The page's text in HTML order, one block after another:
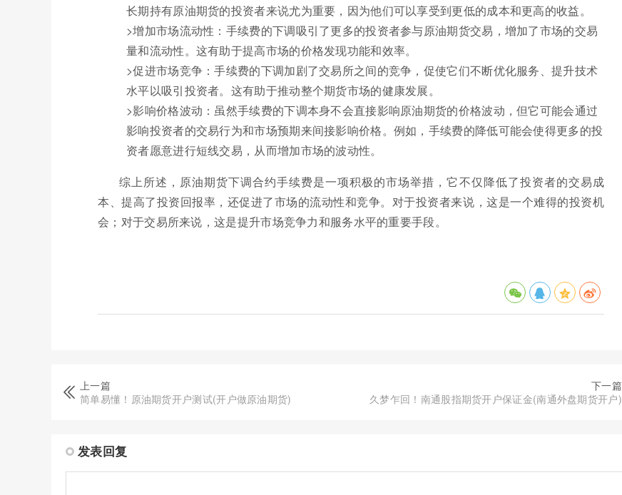
长期持有原油期货的投资者来说尤为重要，因为他们可以享受到更低的成本和更高的收益。
>增加市场流动性：手续费的下调吸引了更多的投资者参与原油期货交易，增加了市场的交易
量和流动性。这有助于提高市场的价格发现功能和效率。
>促进市场竞争：手续费的下调加剧了交易所之间的竞争，促使它们不断优化服务、提升技术
水平以吸引投资者。这有助于推动整个期货市场的健康发展。
>影响价格波动：虽然手续费的下调本身不会直接影响原油期货的价格波动，但它可能会通过
影响投资者的交易行为和市场预期来间接影响价格。例如，手续费的降低可能会使得更多的投
资者愿意进行短线交易，从而增加市场的波动性。
综上所述，原油期货下调合约手续费是一项积极的市场举措，它不仅降低了投资者的交易成
本、提高了投资回报率，还促进了市场的流动性和竞争。对于投资者来说，这是一个难得的投资机
会；对于交易所来说，这是提升市场竞争力和服务水平的重要手段。
上一篇
简单易懂！原油期货开户测试(开户做原油期货)
下一篇
久梦乍回！南通股指期货开户保证金(南通外盘期货开户)
发表回复